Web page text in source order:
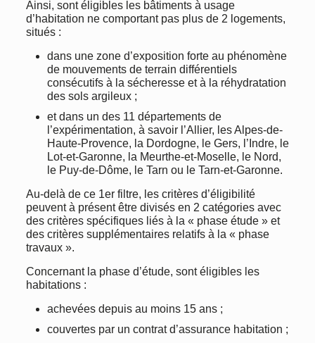
Ainsi, sont éligibles les bâtiments à usage
d’habitation ne comportant pas plus de 2 logements,
situés :
dans une zone d’exposition forte au phénomène
de mouvements de terrain différentiels
consécutifs à la sécheresse et à la réhydratation
des sols argileux ;
et dans un des 11 départements de
l’expérimentation, à savoir l’Allier, les Alpes-de-
Haute-Provence, la Dordogne, le Gers, l’Indre, le
Lot-et-Garonne, la Meurthe-et-Moselle, le Nord,
le Puy-de-Dôme, le Tarn ou le Tarn-et-Garonne.
Au-delà de ce 1er filtre, les critères d’éligibilité
peuvent à présent être divisés en 2 catégories avec
des critères spécifiques liés à la « phase étude » et
des critères supplémentaires relatifs à la « phase
travaux ».
Concernant la phase d’étude, sont éligibles les
habitations :
achevées depuis au moins 15 ans ;
couvertes par un contrat d’assurance habitation ;